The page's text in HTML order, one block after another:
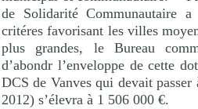
de Solidarité Communautaire
critéres favorisant les villes
plus grandes, le Bureau
d’abondr l’enveloppe de cette
DCS de Vanves qui devait
2012) s’élevra à 1 506 000 €.